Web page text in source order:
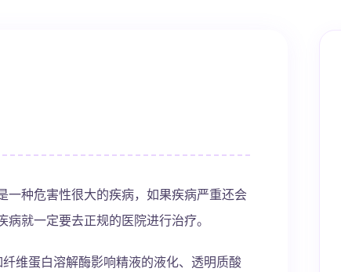
种危害性很大的疾病，如果疾病严重还会
就一定要去正规的医院进行治疗。
维蛋白溶解酶影响精液的液化、透明质酸